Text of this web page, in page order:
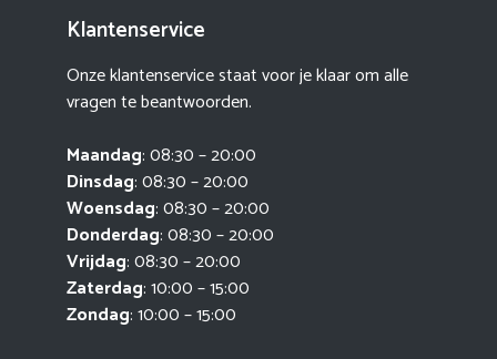
Klantenservice
Onze klantenservice staat voor je klaar om alle
vragen te beantwoorden.
Maandag: 08:30 – 20:00
Dinsdag: 08:30 – 20:00
Woensdag: 08:30 – 20:00
Donderdag: 08:30 – 20:00
Vrijdag: 08:30 – 20:00
Zaterdag: 10:00 – 15:00
Zondag: 10:00 – 15:00